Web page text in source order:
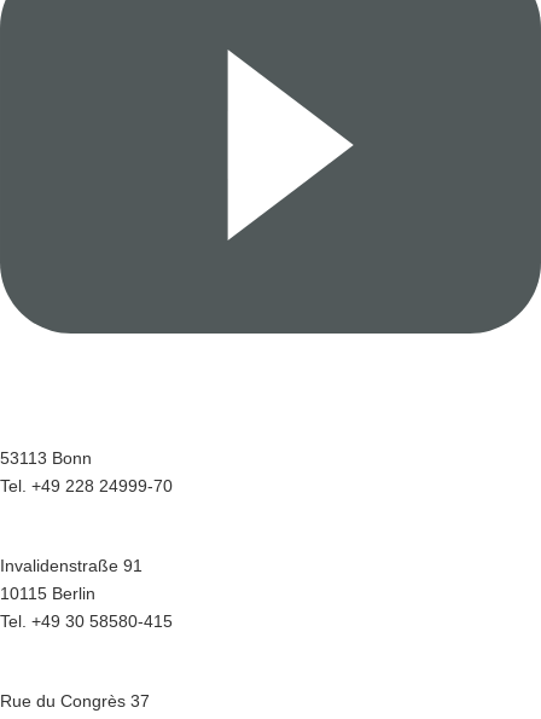
53113 Bonn
Tel. +49 228 24999-70
Invalidenstraße 91
10115 Berlin
Tel. +49 30 58580-415
Rue du Congrès 37